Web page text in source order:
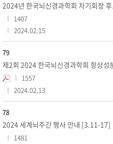
2024년 한국뇌신경과학회 차기회장
1407
2024.02.15
79
제2회 2024 한국뇌신경과학회 항상성
1557
2024.02.13
78
2024 세계뇌주간 행사 안내 [3.11-17]
1481